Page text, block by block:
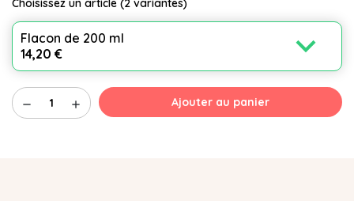
Choisissez un article (2 variantes)
Flacon de 200 ml
14,20 €
expand_more
remove add Ajouter au panier